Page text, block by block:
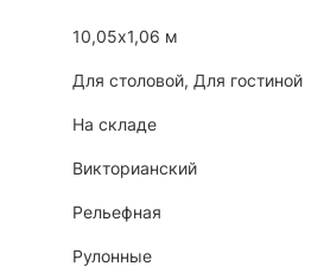
10,05х1,06 м
Для столовой, Для гостиной
На складе
Викторианский
Рельефная
Рулонные